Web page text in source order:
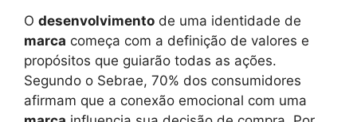
O desenvolvimento de uma identidade de
marca começa com a definição de valores e
propósitos que guiarão todas as ações.
Segundo o Sebrae, 70% dos consumidores
afirmam que a conexão emocional com uma